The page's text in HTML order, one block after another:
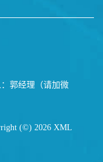
郭经理（请加微
(©) 2026 XML